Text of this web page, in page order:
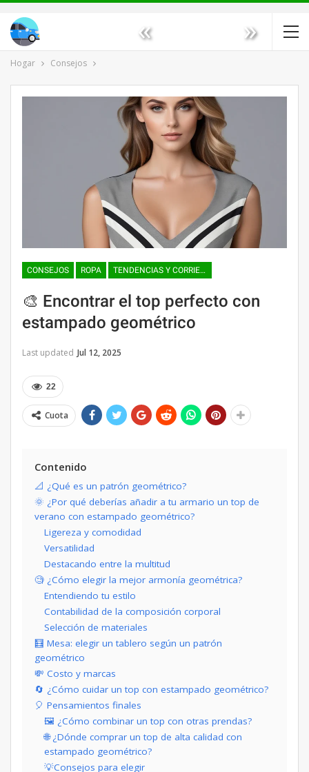
« »
Hogar Consejos
CONSEJOS ROPA TENDENCIAS Y CORRIENTES DE LA MODA
🎨 Encontrar el top perfecto con
estampado geométrico
Last updated Jul 12, 2025
22
Cuota
Contenido
📐 ¿Qué es un patrón geométrico?
🌞 ¿Por qué deberías añadir a tu armario un top de
verano con estampado geométrico?
Ligereza y comodidad
Versatilidad
Destacando entre la multitud
🧐 ¿Cómo elegir la mejor armonía geométrica?
Entendiendo tu estilo
Contabilidad de la composición corporal
Selección de materiales
🧮 Mesa: elegir un tablero según un patrón
geométrico
💸 Costo y marcas
🔄 ¿Cómo cuidar un top con estampado geométrico?
🎈 Pensamientos finales
🖼 ¿Cómo combinar un top con otras prendas?
🌐 ¿Dónde comprar un top de alta calidad con
estampado geométrico?
💡Consejos para elegir